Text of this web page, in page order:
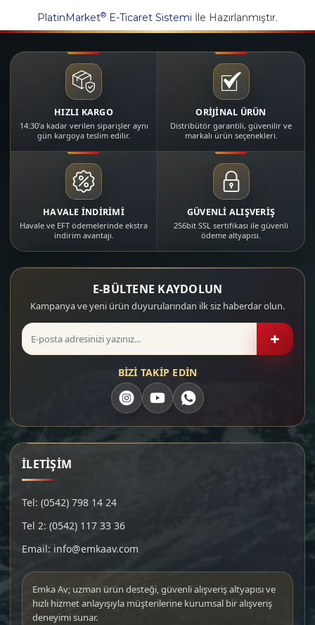
PlatinMarket® E-Ticaret Sistemi İle Hazırlanmıştır.
HIZLI KARGO
14:30'a kadar verilen siparişler aynı
gün kargoya teslim edilir.
ORİJİNAL ÜRÜN
Distribütör garantili, güvenilir ve
markalı ürün seçenekleri.
HAVALE İNDİRİMİ
Havale ve EFT ödemelerinde ekstra
indirim avantajı.
GÜVENLİ ALIŞVERİŞ
256bit SSL sertifikası ile güvenli
ödeme altyapısı.
E-BÜLTENE KAYDOLUN
Kampanya ve yeni ürün duyurularından ilk siz haberdar olun.
+
BİZİ TAKİP EDİN
İLETİŞİM
Tel: (0542) 798 14 24
Tel 2: (0542) 117 33 36
Email: info@emkaav.com
Emka Av; uzman ürün desteği, güvenli alışveriş altyapısı ve
hızlı hizmet anlayışıyla müşterilerine kurumsal bir alışveriş
deneyimi sunar.